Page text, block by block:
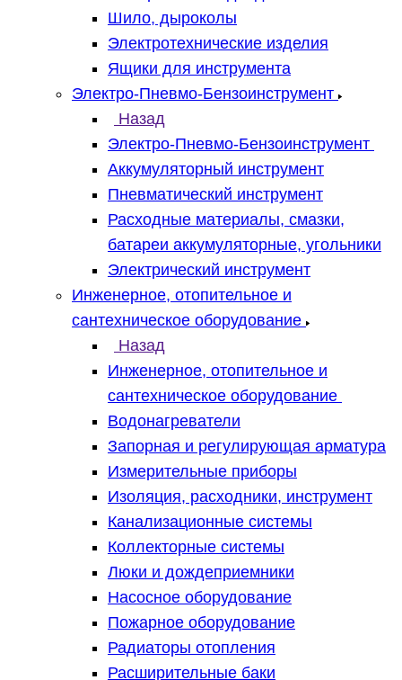
Шило, дыроколы
Электротехнические изделия
Ящики для инструмента
Электро-Пневмо-Бензоинструмент
Назад
Электро-Пневмо-Бензоинструмент
Аккумуляторный инструмент
Пневматический инструмент
Расходные материалы, смазки,
батареи аккумуляторные, угольники
Электрический инструмент
Инженерное, отопительное и
сантехническое оборудование
Назад
Инженерное, отопительное и
сантехническое оборудование
Водонагреватели
Запорная и регулирующая арматура
Измерительные приборы
Изоляция, расходники, инструмент
Канализационные системы
Коллекторные системы
Люки и дождеприемники
Насосное оборудование
Пожарное оборудование
Радиаторы отопления
Расширительные баки